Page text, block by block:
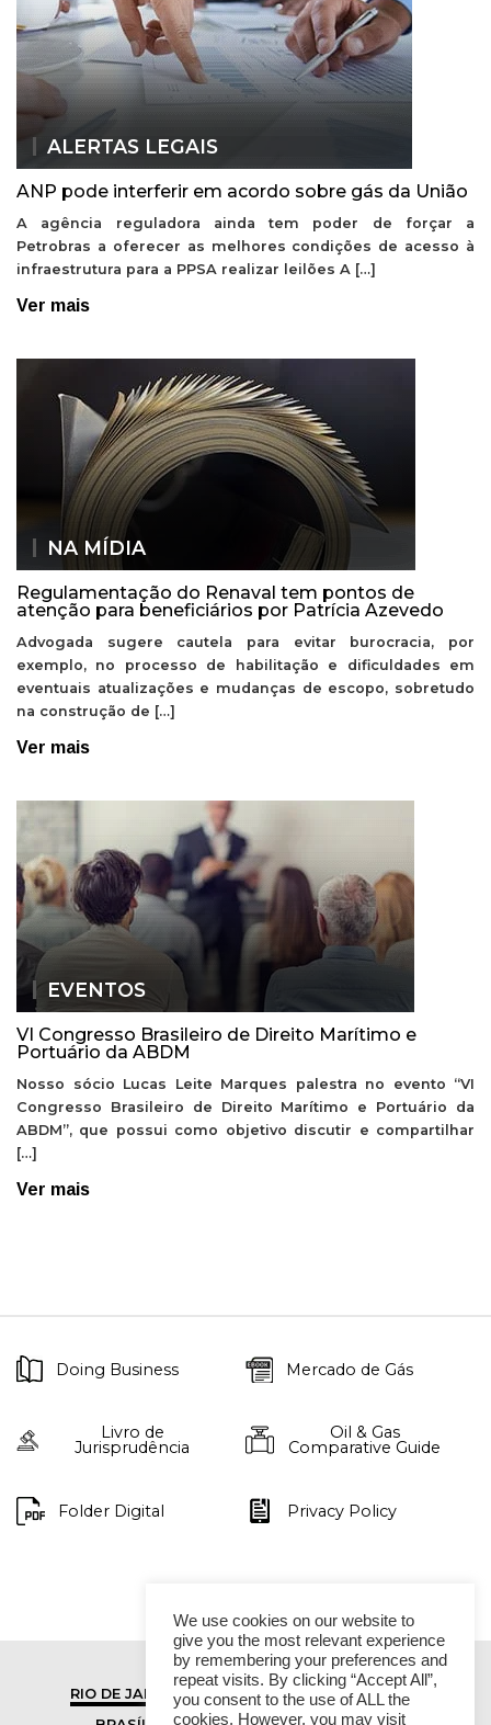
ALERTAS LEGAIS
ANP pode interferir em acordo sobre gás da União
A agência reguladora ainda tem poder de forçar a
Petrobras a oferecer as melhores condições de acesso à
infraestrutura para a PPSA realizar leilões A […]
Ver mais
NA MÍDIA
Regulamentação do Renaval tem pontos de
atenção para beneficiários por Patrícia Azevedo
Advogada sugere cautela para evitar burocracia, por
exemplo, no processo de habilitação e dificuldades em
eventuais atualizações e mudanças de escopo, sobretudo
na construção de […]
Ver mais
EVENTOS
VI Congresso Brasileiro de Direito Marítimo e
Portuário da ABDM
Nosso sócio Lucas Leite Marques palestra no evento “VI
Congresso Brasileiro de Direito Marítimo e Portuário da
ABDM”, que possui como objetivo discutir e compartilhar
[…]
Ver mais
Doing Business Mercado de Gás
Livro de
Jurisprudência
Oil & Gas
Comparative Guide
Folder Digital Privacy Policy
RIO DE JANEIRO
SÃO PAULO
We use cookies on our website to
give you the most relevant experience
by remembering your preferences and
repeat visits. By clicking “Accept All”,
you consent to the use of ALL the
cookies. However, you may visit